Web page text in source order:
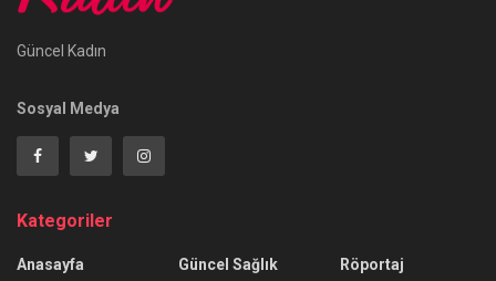
Güncel Kadın
Sosyal Medya
Kategoriler
Anasayfa
Güncel Sağlık
Röportaj